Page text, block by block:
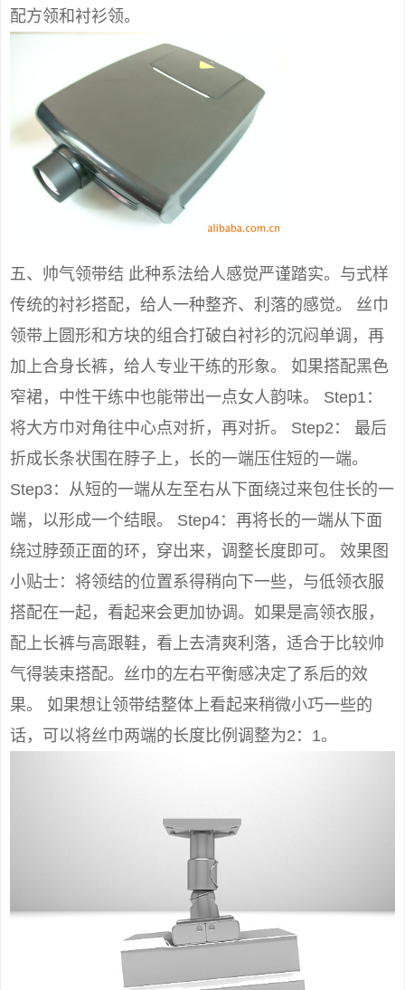
配方领和衬衫领。
五、帅气领带结 此种系法给人感觉严谨踏实。与式样
传统的衬衫搭配，给人一种整齐、利落的感觉。 丝巾
领带上圆形和方块的组合打破白衬衫的沉闷单调，再
加上合身长裤，给人专业干练的形象。 如果搭配黑色
窄裙，中性干练中也能带出一点女人韵味。 Step1：
将大方巾对角往中心点对折，再对折。 Step2： 最后
折成长条状围在脖子上，长的一端压住短的一端。
Step3：从短的一端从左至右从下面绕过来包住长的一
端，以形成一个结眼。 Step4：再将长的一端从下面
绕过脖颈正面的环，穿出来，调整长度即可。 效果图
小贴士：将领结的位置系得稍向下一些，与低领衣服
搭配在一起，看起来会更加协调。如果是高领衣服，
配上长裤与高跟鞋，看上去清爽利落，适合于比较帅
气得装束搭配。丝巾的左右平衡感决定了系后的效
果。 如果想让领带结整体上看起来稍微小巧一些的
话，可以将丝巾两端的长度比例调整为2：1。